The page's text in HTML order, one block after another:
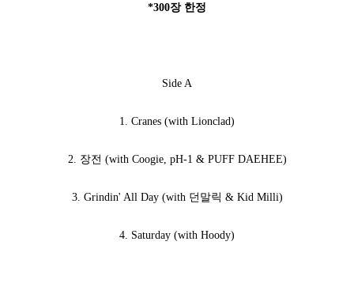
*300장 한정
Side A
1. Cranes (with Lionclad)
2. 장전 (with Coogie, pH-1 & PUFF DAEHEE)
3. Grindin' All Day (with 던말릭 & Kid Milli)
4. Saturday (with Hoody)